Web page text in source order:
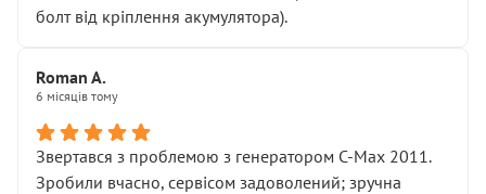
болт від кріплення акумулятора).
Roman A.
6 місяців тому
Звертався з проблемою з генератором C-Max 2011.
Зробили вчасно, сервісом задоволений; зручна